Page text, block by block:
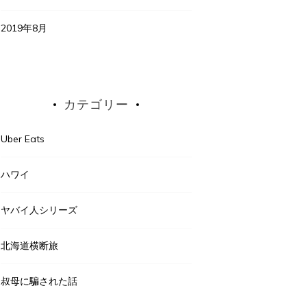
2019年8月
カテゴリー
Uber Eats
ハワイ
ヤバイ人シリーズ
北海道横断旅
叔母に騙された話